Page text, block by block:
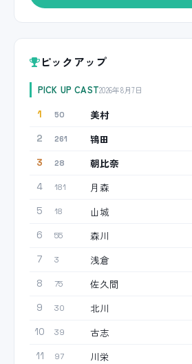
ピックアップ
PICK UP CAST2026年8月7日
1 50 美村
2 261 鴇田
3 28 朝比奈
4 181 月森
5 18 山城
6 55 森川
7 3 浅倉
8 75 佐久間
9 30 北川
10 39 古志
11 97 川栄